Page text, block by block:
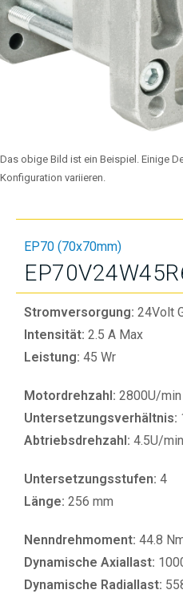
Das obige Bild ist ein Beispiel. Einige
Konfiguration variieren.
EP70 (70x70mm)
Stromversorgung: 24Volt
Intensität: 2.5 A Max
Leistung: 45 Wr
Motordrehzahl: 2800U/min
Untersetzungsverhältnis:
Abtriebsdrehzahl: 4.5U/min
Untersetzungsstufen: 4
Länge: 256 mm
Nenndrehmoment: 44.8
Dynamische Axiallast:
Dynamische Radiallast: